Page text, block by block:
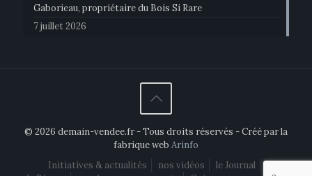
Gaborieau, propriétaire du Bois Si Rare
7 juillet 2026
© 2026 demain-vendee.fr - Tous droits réservés - Créé par la
fabrique web Arinfo
Initiatives & actualités
nos vidéos
le Journal